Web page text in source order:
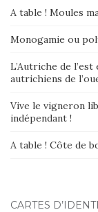
A table ! Moules
Monogamie ou
L’Autriche de
autrichiens de
Vive le vigneron
indépendant !
A table ! Côte de
CARTES